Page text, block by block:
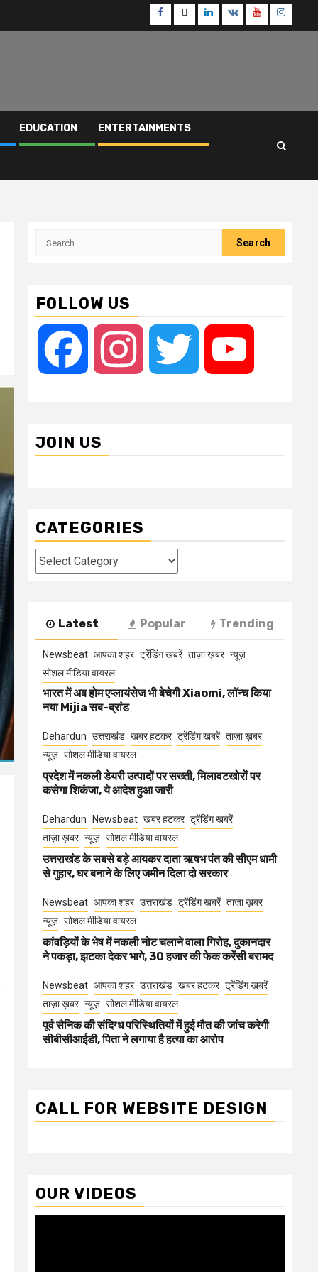
Facebook
TwitterLinkedin
VK Youtube
EDUCATION ENTERTAINMENTS
Search
FOLLOW US
Facebook Instagram Twitter
JOIN US
CATEGORIES
Categories
Latest Popular Trending
Newsbeat आपका शहर ट्रेंडिंग खबरें ताज़ा ख़बर न्यूज़
सोशल मीडिया वायरल
भारत में अब होम एप्लायंसेज भी बेचेगी Xiaomi, लॉन्च किया
नया Mijia सब-ब्रांड
Dehardun उत्तराखंड खबर हटकर ट्रेंडिंग खबरें ताज़ा ख़बर
न्यूज़ सोशल मीडिया वायरल
प्रदेश में नकली डेयरी उत्पादों पर सख्ती, मिलावटखोरों पर
कसेगा शिकंजा, ये आदेश हुआ जारी
Dehardun Newsbeat खबर हटकर ट्रेंडिंग खबरें
ताज़ा ख़बर न्यूज़ सोशल मीडिया वायरल
उत्तराखंड के सबसे बड़े आयकर दाता ऋषभ पंत की सीएम धामी
से गुहार, घर बनाने के लिए जमीन दिला दो सरकार
Newsbeat आपका शहर उत्तराखंड ट्रेंडिंग खबरें ताज़ा ख़बर
न्यूज़ सोशल मीडिया वायरल
कांवड़ियों के भेष में नकली नोट चलाने वाला गिरोह, दुकानदार
ने पकड़ा, झटका देकर भागे, 30 हजार की फेक करेंसी बरामद
Newsbeat आपका शहर उत्तराखंड खबर हटकर ट्रेंडिंग खबरें
ताज़ा ख़बर न्यूज़ सोशल मीडिया वायरल
पूर्व सैनिक की संदिग्ध परिस्थितियों में हुई मौत की जांच करेगी
सीबीसीआईडी, पिता ने लगाया है हत्या का आरोप
CALL FOR WEBSITE DESIGN
OUR VIDEOS